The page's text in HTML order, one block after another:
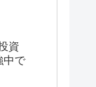
資
中で